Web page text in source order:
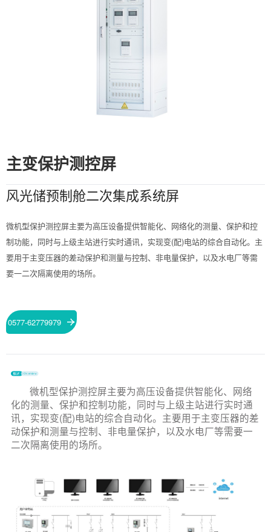
主变保护测控屏
风光储预制舱二次集成系统屏
微机型保护测控屏主要为高压设备提供智能化、网络化的测量、保护和控
制功能，同时与上级主站进行实时通讯，实现变(配)电站的综合自动化。主
要用于主变压器的差动保护和测量与控制、非电量保护，以及水电厂等需
要一二次隔离使用的场所。
0577-62779979
微机型保护测控屏主要为高压设备提供智能化、网络
化的测量、保护和控制功能，同时与上级主站进行实时通
讯，实现变(配)电站的综合自动化。主要用于主变压器的差
动保护和测量与控制、非电量保护，以及水电厂等需要一
二次隔离使用的场所。